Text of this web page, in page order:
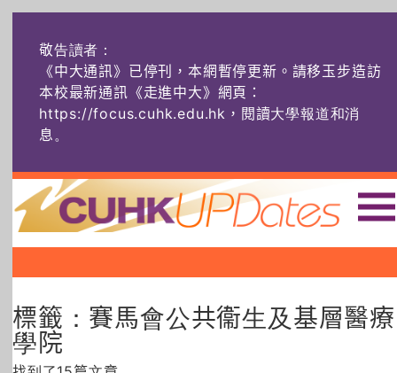
敬告讀者：
《中大通訊》已停刊，本網暫停更新。請移玉步造訪
本校最新通訊《走進中大》網頁：
https://focus.cuhk.edu.hk，閱讀大學報道和消
息。
主頁 |||
社創薈動 六物窺人
AI：人算不如
標籤：賽馬會公共衞生及基層醫療
學院